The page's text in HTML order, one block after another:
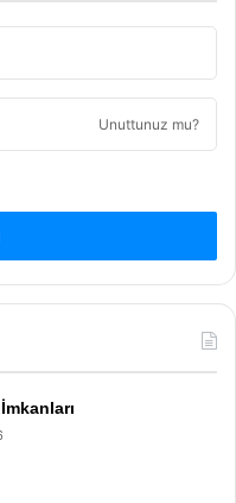
Unuttunuz mu?